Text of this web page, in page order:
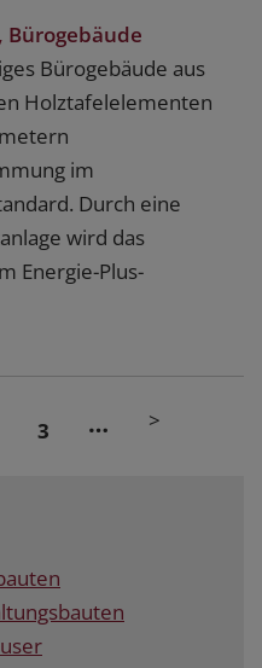
Bürogebäude
Bürogebäude aus
Holztafelelementen
im
Durch eine
wird das
Energie-Plus-
3 … >